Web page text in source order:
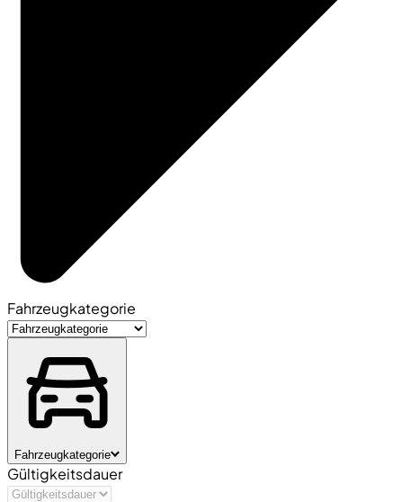
Fahrzeugkategorie
Fahrzeugkategorie
Gültigkeitsdauer